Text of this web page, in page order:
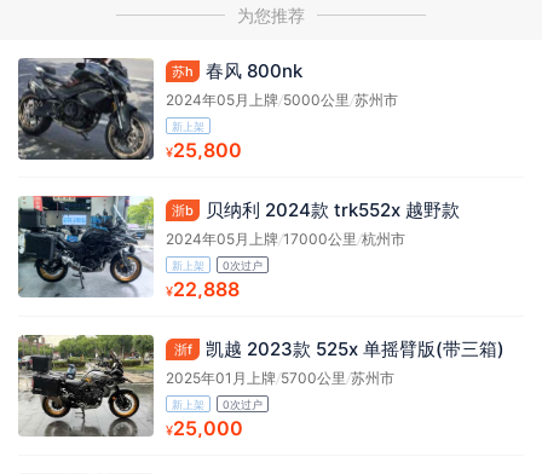
为您推荐
苏h 春风 800nk
2024年05月上牌/5000公里/苏州市
新上架
¥25,800
浙b 贝纳利 2024款 trk552x 越野款
2024年05月上牌/17000公里/杭州市
新上架 0次过户
¥22,888
浙f 凯越 2023款 525x 单摇臂版(带三箱)
2025年01月上牌/5700公里/苏州市
新上架 0次过户
¥25,000